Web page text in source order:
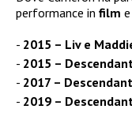
performance in film e
2015 – Liv e
2015 –
2017 –
2019 –